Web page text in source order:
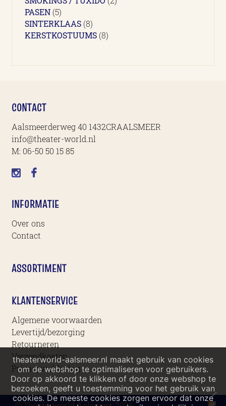
PASEN 55
producten
SINTERKLAAS 88
producten
KERSTKOSTUUMS 88
CONTACT
Aalsmeerderweg 40 1432CRAALSMEER
info@theater-world.nl
M: 06-50 50 15 85
INFORMATIE
Over ons
Contact
ASSORTIMENT
KLANTENSERVICE
Algemene voorwaarden
Levertijd/bezorging
Retourneren
Verzendkosten
Privacyverklaring
theaterworld-aalsmeer.nl maakt gebruik van cookies
om de webshop te optimaliseren voor gebruikers.
Door op akkoord te klikken of door onze webshop te
bezoeken, geeft u toestemming voor het gebruik van
cookies. De meeste cookies zorgen ervoor dat onze